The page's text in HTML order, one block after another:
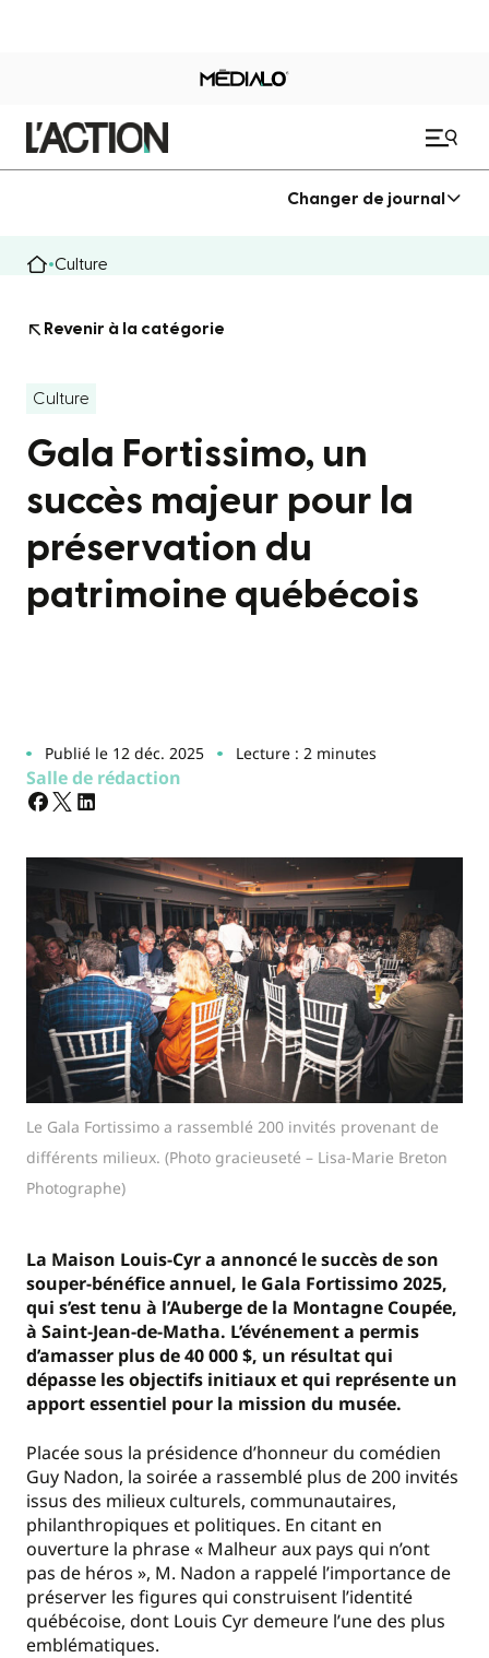
Changer de journal
Culture
Revenir à la catégorie
Culture
Gala Fortissimo, un
succès majeur pour la
préservation du
patrimoine québécois
Publié le 12 déc. 2025 Lecture : 2 minutes
Salle de rédaction
Le Gala Fortissimo a rassemblé 200 invités provenant de
différents milieux. (Photo gracieuseté – Lisa-Marie Breton
Photographe)
La Maison Louis-Cyr a annoncé le succès de son
souper-bénéfice annuel, le Gala Fortissimo 2025,
qui s’est tenu à l’Auberge de la Montagne Coupée,
à Saint-Jean-de-Matha. L’événement a permis
d’amasser plus de 40 000 $, un résultat qui
dépasse les objectifs initiaux et qui représente un
apport essentiel pour la mission du musée.
Placée sous la présidence d’honneur du comédien
Guy Nadon, la soirée a rassemblé plus de 200 invités
issus des milieux culturels, communautaires,
philanthropiques et politiques. En citant en
ouverture la phrase « Malheur aux pays qui n’ont
pas de héros », M. Nadon a rappelé l’importance de
préserver les figures qui construisent l’identité
québécoise, dont Louis Cyr demeure l’une des plus
emblématiques.